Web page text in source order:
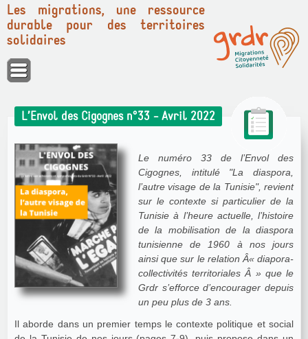
Panneau de gestion des cookies
Les migrations, une ressource
durable pour des territoires
solidaires
L’Envol des Cigognes n°33 - Avril 2022
Le numéro 33 de l’Envol des
Cigognes, intitulé "La diaspora,
l’autre visage de la Tunisie", revient
sur le contexte si particulier de la
Tunisie à l’heure actuelle, l’histoire
de la mobilisation de la diaspora
tunisienne de 1960 à nos jours
ainsi que sur le relation Â« diapora-
collectivités territoriales Â » que le
Grdr s’efforce d’encourager depuis
un peu plus de 3 ans.
Il aborde dans un premier temps le contexte politique et social